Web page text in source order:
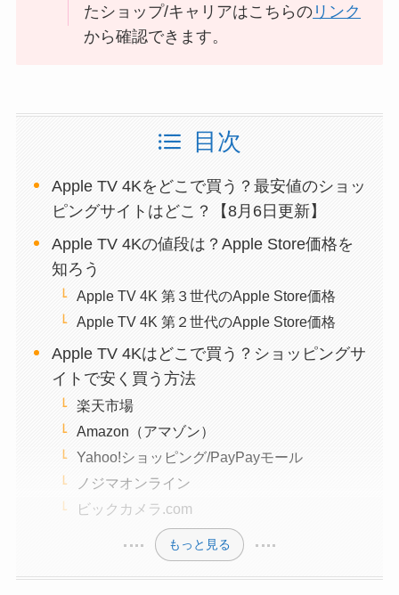
たショップ/キャリアはこちらの リンク
から確認できます。
目次
Apple TV 4Kをどこで買う？最安値のショッ
ピングサイトはどこ？【8月6日更新】
Apple TV 4Kの値段は？Apple Store価格を
知ろう
Apple TV 4K 第３世代のApple Store価格
Apple TV 4K 第２世代のApple Store価格
Apple TV 4Kはどこで買う？ショッピングサ
イトで安く買う方法
楽天市場
Amazon（アマゾン）
Yahoo!ショッピング/PayPayモール
ノジマオンライン
ビックカメラ.com
もっと見る